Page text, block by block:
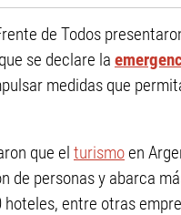
de Todos
se declare la
medidas que
que el turismoen
de personas y abarca
hoteles, entre otras